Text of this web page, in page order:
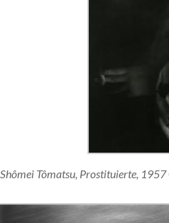
Shômei Tômatsu, Prostituierte,